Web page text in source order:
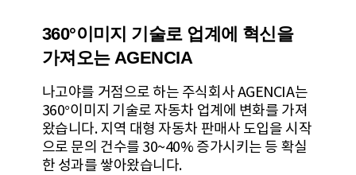
360°이미지 기술로 업계에 혁신을
가져오는 AGENCIA
나고야를 거점으로 하는 주식회사 AGENCIA는
360°이미지 기술로 자동차 업계에 변화를 가져
왔습니다. 지역 대형 자동차 판매사 도입을 시작
으로 문의 건수를 30~40% 증가시키는 등 확실
한 성과를 쌓아왔습니다.